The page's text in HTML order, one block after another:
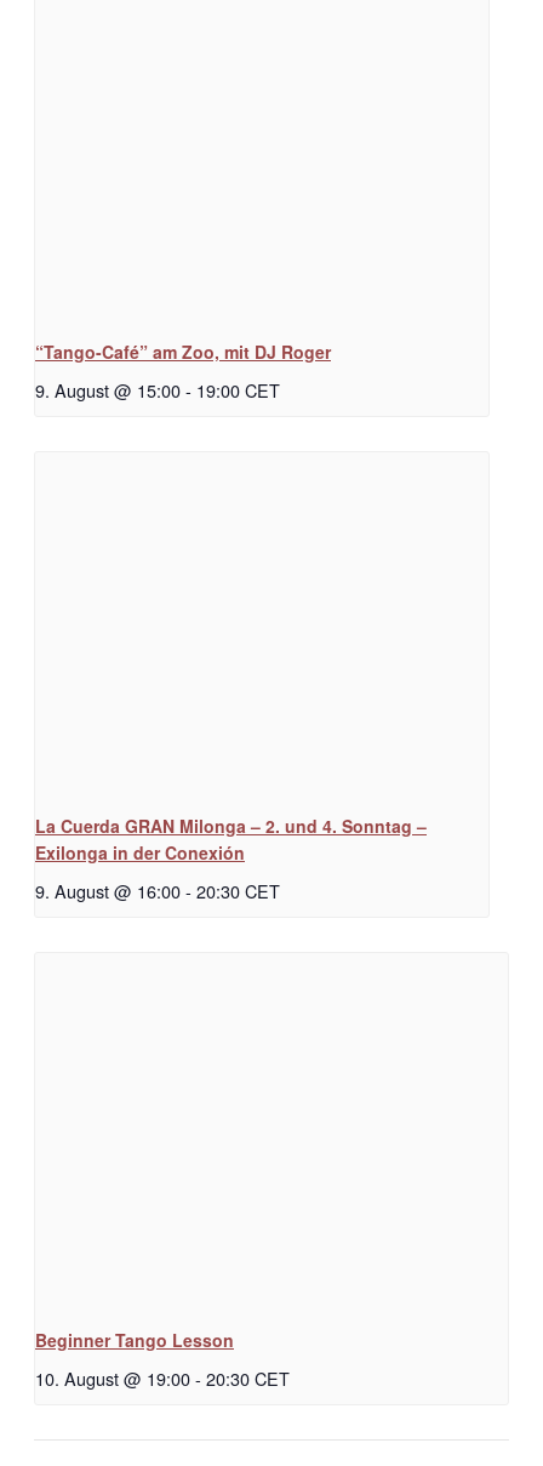
“Tango-Café” am Zoo, mit DJ Roger
9. August @ 15:00- 19:00CET
La Cuerda GRAN Milonga – 2. und 4. Sonntag –
Exilonga in der Conexión
9. August @ 16:00- 20:30CET
Beginner Tango Lesson
10. August @ 19:00- 20:30CET